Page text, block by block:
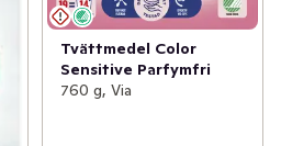
Tvättmedel Color
Sensitive Parfymfri
760 g, Via